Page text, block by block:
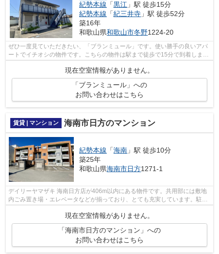
紀勢本線 「黒江 」駅 徒歩15分
紀勢本線 「紀三井寺 」駅 徒歩52分
築16年
和歌山県和歌山市冬野1224-20
ぜひ一度見ていただきたい、「ブランミュール」です。使い勝手の良いアパ
ートでイチオシの物件です。こちらの物件は駅まで徒歩で15分で到着しま
す。当社は和歌山市や紀勢本線黒江付近...
現在空室情報がありません。
「ブランミュール」への
お問い合わせはこちら
賃貸 | マンション 海南市日方のマンション
紀勢本線 「海南 」駅 徒歩10分
築25年
和歌山県海南市日方1271-1
デイリーヤマザキ 海南日方店が406m以内にある物件です。共用部には敷地
内ごみ置き場・エレベータなどが揃っており、とても充実しています。駐車
現在空室情報がありません。
「海南市日方のマンション」への
お問い合わせはこちら